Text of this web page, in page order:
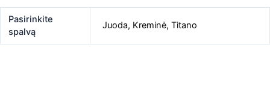
Pasirinkite
spalvą
Juoda, Kreminė, Titano